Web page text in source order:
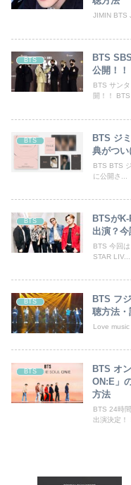
JIMIN BTS
BTS
BTS
公開！！
BTS サン
開！！
BTS
BTS ジ
典がつい
BTS BTS
に公開さ...
BTS
BTSが
出演？
BTS 今回
STAR LIV...
BTS
BTS フ
聴方法・
Love music
BTS
BTS オ
ON:E」
方法
BTS 24時
出演決定！